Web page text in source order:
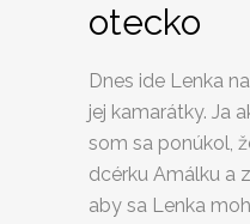
otecko
Dnes ide Lenka
jej kamarátky. Ja
som sa ponúkol,
dcérku Amálku a
aby sa Lenka